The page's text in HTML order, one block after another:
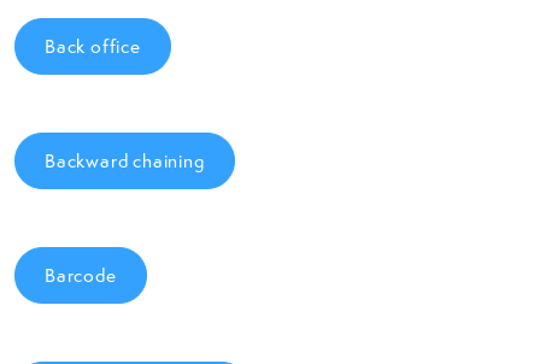
Back office
Backward chaining
Barcode